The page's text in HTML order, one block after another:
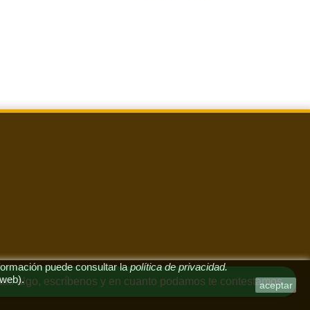
algo, escríbenos y en cuanto podamos te contestamos
puede consultar lapolítica de privacidad.
aceptar